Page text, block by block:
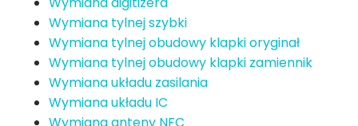
Wymiana tylnej szybki
Wymiana tylnej obudowy klapki oryginał
Wymiana tylnej obudowy klapki zamiennik
Wymiana układu zasilania
Wymiana układu IC